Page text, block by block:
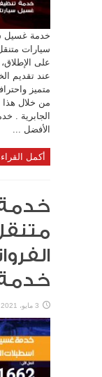
خدمة غسيل
سيارات
على
عند تقديم
متميز
من خلال
الجابرية .
الأفضل ...
أكمل
خدمة
3 مايو، 2021